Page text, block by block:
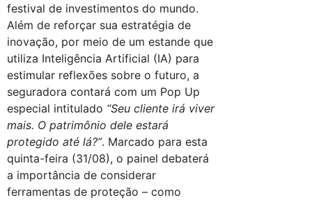
festival de investimentos do mundo.
Além de reforçar sua estratégia de
inovação, por meio de um estande que
utiliza Inteligência Artificial (IA) para
estimular reflexões sobre o futuro, a
seguradora contará com um Pop Up
especial intitulado “Seu cliente irá viver
mais. O patrimônio dele estará
protegido até lá?”. Marcado para esta
quinta-feira (31/08), o painel debaterá
a importância de considerar
ferramentas de proteção – como